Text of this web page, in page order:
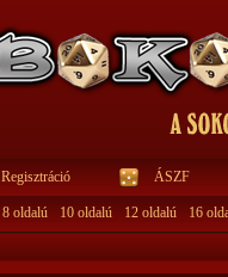
Regisztráció ÁSZF
8 oldalú 10 oldalú 12 oldalú 16